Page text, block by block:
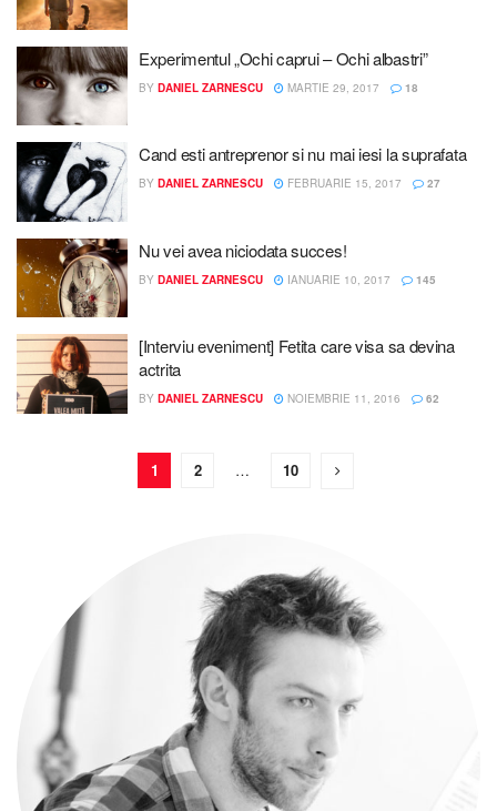
Experimentul „Ochi caprui – Ochi albastri”
BY DANIEL ZARNESCU MARTIE 29, 2017 18
Cand esti antreprenor si nu mai iesi la suprafata
BY DANIEL ZARNESCU FEBRUARIE 15, 2017 27
Nu vei avea niciodata succes!
BY DANIEL ZARNESCU IANUARIE 10, 2017 145
[Interviu eveniment] Fetita care visa sa devina
actrita
BY DANIEL ZARNESCU NOIEMBRIE 11, 2016 62
1 2 … 10